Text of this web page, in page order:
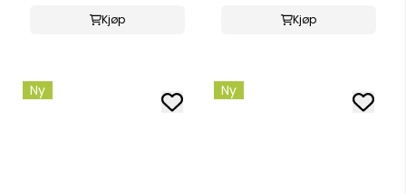
Kjøp
Kjøp
Ny Ny